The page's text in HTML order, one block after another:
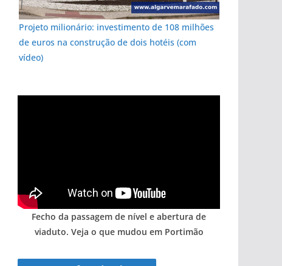
Projeto milionário: investimento de 108 milhões
de euros na construção de dois hotéis (com
vídeo)
Fecho da passagem de nível e abertura de
viaduto. Veja o que mudou em Portimão